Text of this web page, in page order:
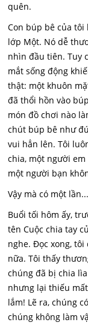
quên.
Con búp bê của
lớp Một. Nó dễ
nhìn đầu tiên. Tuy
mắt sống động
thật: một khuôn
đã thổi hồn vào
món đồ chơi nào
chút búp bê như
vui hẳn lên. Tôi
chia, một người
một người bạn
Vậy mà có một
Buổi tối hôm ấy,
tên Cuộc chia tay
nghe. Đọc xong,
nữa. Tôi thấy
chúng đã bị chia
nhưng lại thiếu
lắm! Lẽ ra, chúng
chúng không làm